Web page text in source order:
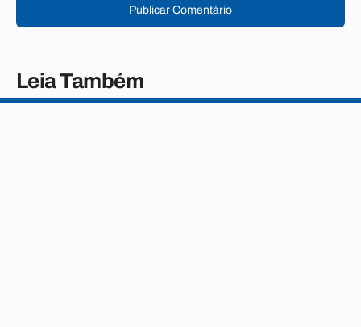
Publicar Comentário
Leia Também